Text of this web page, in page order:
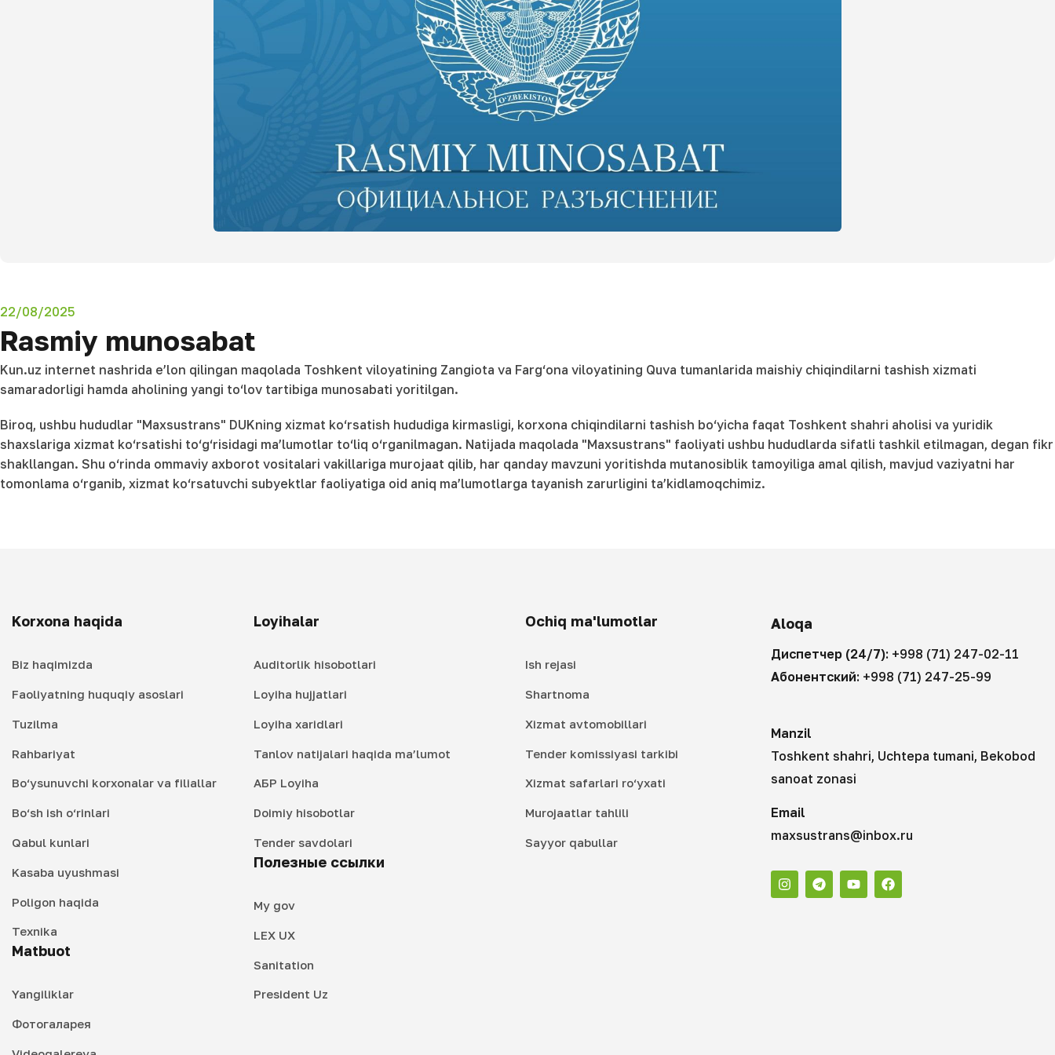
22/08/2025
Rasmiy munosabat
Kun.uz internet nashrida e’lon qilingan maqolada Toshkent viloyatining Zangiota va Farg‘ona viloyatining Quva tumanlarida maishiy chiqindilarni tashish xizmati
samaradorligi hamda aholining yangi to‘lov tartibiga munosabati yoritilgan.
Biroq, ushbu hududlar "Maxsustrans" DUKning xizmat ko‘rsatish hududiga kirmasligi, korxona chiqindilarni tashish bo‘yicha faqat Toshkent shahri aholisi va yuridik
shaxslariga xizmat ko‘rsatishi to‘g‘risidagi ma’lumotlar to‘liq o‘rganilmagan. Natijada maqolada "Maxsustrans" faoliyati ushbu hududlarda sifatli tashkil etilmagan, degan fikr
shakllangan. Shu o‘rinda ommaviy axborot vositalari vakillariga murojaat qilib, har qanday mavzuni yoritishda mutanosiblik tamoyiliga amal qilish, mavjud vaziyatni har
tomonlama o‘rganib, xizmat ko‘rsatuvchi subyektlar faoliyatiga oid aniq ma’lumotlarga tayanish zarurligini ta’kidlamoqchimiz.
Korxona haqida
Biz haqimizda
Faoliyatning huquqiy asoslari
Tuzilma
Rahbariyat
Bo‘ysunuvchi korxonalar va filiallar
Bo‘sh ish o‘rinlari
Qabul kunlari
Kasaba uyushmasi
Poligon haqida
Texnika
Matbuot
Yangiliklar
Фотогаларея
Loyihalar
Auditorlik hisobotlari
Loyiha hujjatlari
Loyiha xaridlari
Tanlov natijalari haqida ma’lumot
АБР Loyiha
Doimiy hisobotlar
Tender savdolari
Полезные ссылки
My gov
LEX UX
Sanitation
President Uz
Ochiq ma'lumotlar
Ish rejasi
Shartnoma
Xizmat avtomobillari
Tender komissiyasi tarkibi
Xizmat safarlari ro‘yxati
Murojaatlar tahlili
Sayyor qabullar
Aloqa
Диспетчер (24/7): +998 (71) 247-02-11
Абонентский: +998 (71) 247-25-99
Manzil
Toshkent shahri, Uchtepa tumani, Bekobod
sanoat zonasi
Email
maxsustrans@inbox.ru